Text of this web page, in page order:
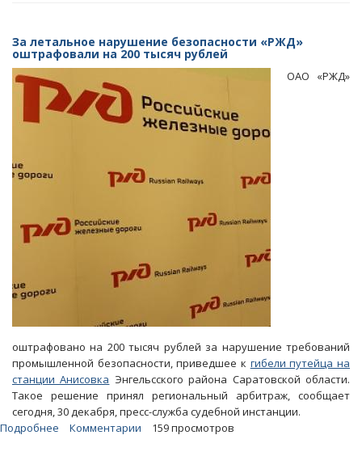
За летальное нарушение безопасности «РЖД»
оштрафовали на 200 тысяч рублей
ОАО «РЖД»
оштрафовано на 200 тысяч рублей за нарушение требований
промышленной безопасности, приведшее к гибели путейца на
станции Анисовка Энгельсского района Саратовской области.
Такое решение принял региональный арбитраж, сообщает
сегодня, 30 декабря, пресс-служба судебной инстанции.
Подробнее
Комментарии 159 просмотров